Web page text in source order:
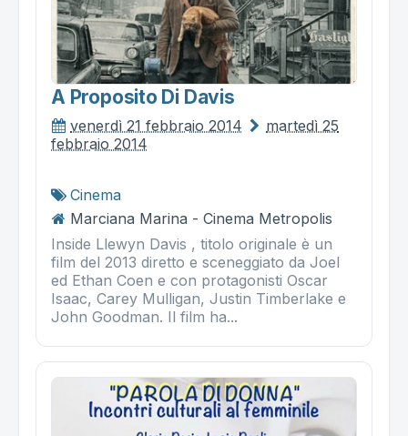
A Proposito Di Davis
venerdì 21 febbraio 2014
martedì 25
febbraio 2014
Cinema
Marciana Marina - Cinema Metropolis
Inside Llewyn Davis , titolo originale è un
film del 2013 diretto e sceneggiato da Joel
ed Ethan Coen e con protagonisti Oscar
Isaac, Carey Mulligan, Justin Timberlake e
John Goodman. Il film ha...